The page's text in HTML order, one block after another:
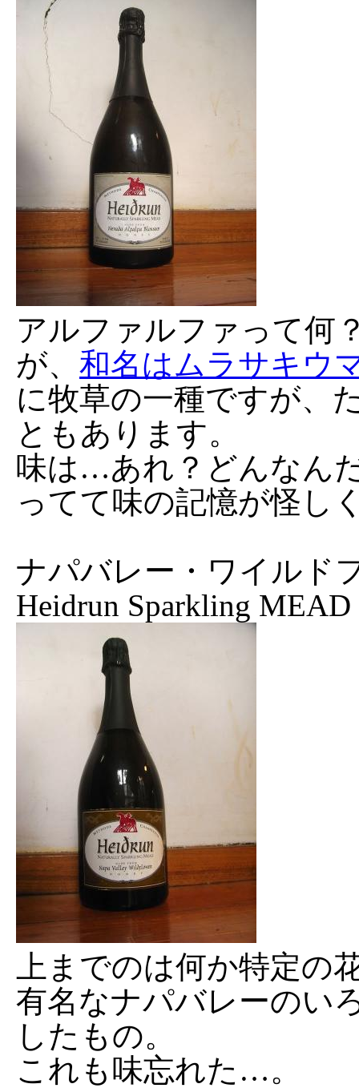
アルファルファって何
が、 和名はムラサキウ
に牧草の一種ですが、
ともあります。
味は…あれ？どんなん
ってて味の記憶が怪し
ナパバレー・ワイルド
Heidrun Sparkling
上までのは何か特定の
有名なナパバレーのい
したもの。
これも味忘れた…。